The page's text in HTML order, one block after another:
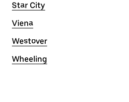
Star City
Viena
Westover
Wheeling